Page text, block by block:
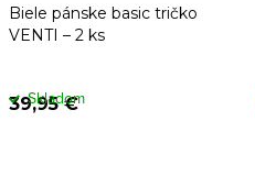
Biele pánske basic tričko
VENTI – 2 ks
39,95 €
Skladom